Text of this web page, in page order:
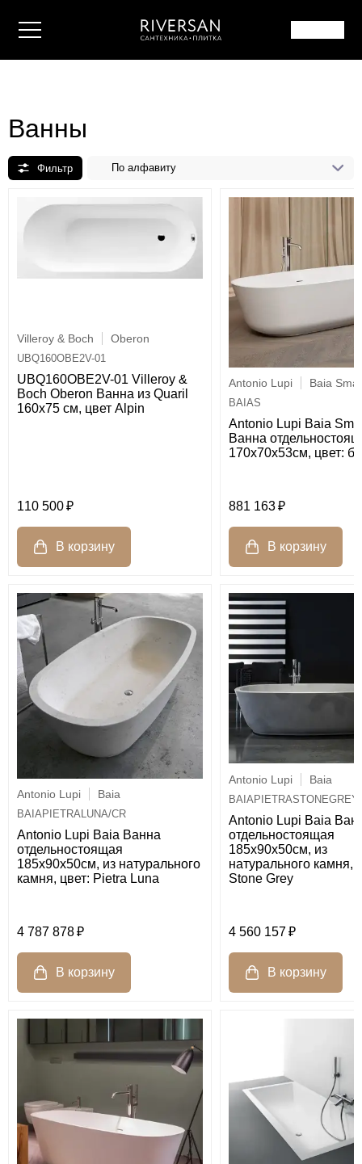
Ванны
По алфавиту
Villeroy & Boch Oberon
UBQ160OBE2V-01
UBQ160OBE2V-01 Villeroy &
Boch Oberon Ванна из Quaril
160х75 см, цвет Аlpin
110 500
Antonio Lupi Baia
BAIAS
Antonio Lupi Baia
Ванна
170х70х53см, цвет:
881 163
Antonio Lupi Baia
BAIAPIETRALUNA/CR
Antonio Lupi Baia Ванна
отдельностоящая
185х90х50см, из натурального
камня, цвет: Pietra Luna
4 787 878
Antonio Lupi Baia
Antonio Lupi Baia
отдельностоящая
185х90х50см, из
натурального камня,
Stone Grey
4 560 157